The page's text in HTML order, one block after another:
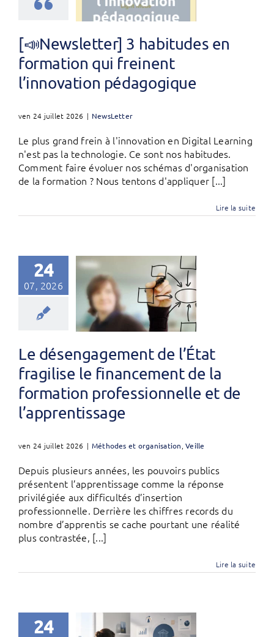
[📣Newsletter] 3 habitudes en
formation qui freinent
l’innovation pédagogique
ven 24 juillet 2026 | NewsLetter
Le plus grand frein à l'innovation en Digital Learning
n'est pas la technologie. Ce sont nos habitudes.
Comment faire évoluer nos schémas d'organisation
de la formation ? Nous tentons d'appliquer [...]
Lire la suite
24
07, 2026
Le désengagement de l’État
fragilise le financement de la
formation professionnelle et de
l’apprentissage
ven 24 juillet 2026 | Méthodes et organisation,Veille
Depuis plusieurs années, les pouvoirs publics
présentent l’apprentissage comme la réponse
privilégiée aux difficultés d’insertion
professionnelle. Derrière les chiffres records du
nombre d’apprentis se cache pourtant une réalité
plus contrastée, [...]
Lire la suite
24